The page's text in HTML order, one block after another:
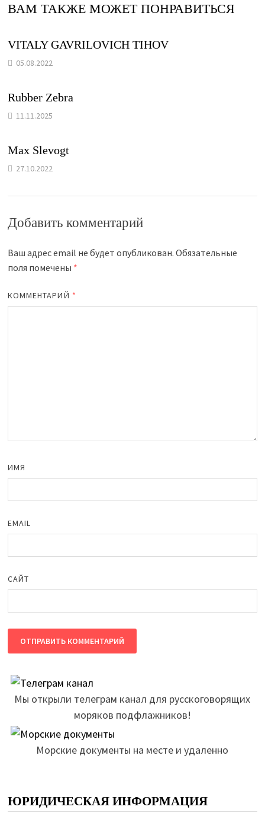
ВАМ ТАКЖЕ МОЖЕТ ПОНРАВИТЬСЯ
VITALY GAVRILOVICH TIHOV
05.08.2022
Rubber Zebra
11.11.2025
Max Slevogt
27.10.2022
Добавить комментарий
Ваш адрес email не будет опубликован. Обязательные
поля помечены *
КОММЕНТАРИЙ *
ИМЯ
EMAIL
САЙТ
Мы открыли телеграм канал для русскоговорящих
моряков подфлажников!
Морские документы на месте и удаленно
ЮРИДИЧЕСКАЯ ИНФОРМАЦИЯ